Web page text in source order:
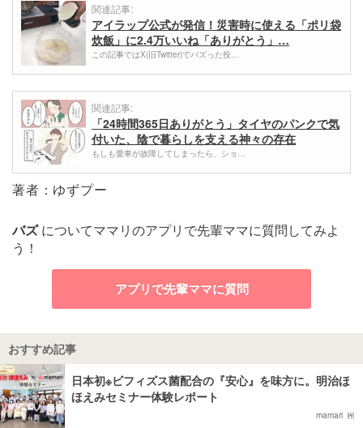
関連記事:
アイラップ公式が発信！災害時に使える「ポリ袋
炊飯」に2.4万いいね「ありがとう」…
この記事ではX(旧Twitter)でバズった投…
関連記事:
「24時間365日ありがとう」タイヤのパンクで気
付いた、陰で暮らしを支える神々の存在
もしも愛車が故障してしまったら、ショ…
著者：ゆずプー
バズについてママリのアプリで先輩ママに質問してみよ
う！
アプリで先輩ママに質問
おすすめ記事
日本初※ビフィズス菌配合の『安心』を味方に。明治ほ
ほえみセミナー体験レポート
mamari